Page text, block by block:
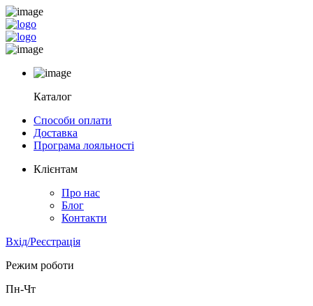
Каталог
Способи оплати
Доставка
Програма лояльності
Клієнтам
Про нас
Блог
Контакти
Вхід/Реєстрація
Режим роботи
Пн-Чт